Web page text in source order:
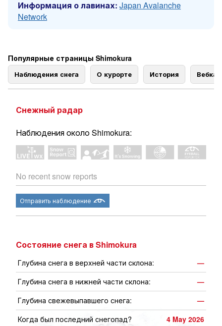
Информация о лавинах: Japan Avalanche
Network
Популярные страницы Shimokura
Наблюдения снега О курорте История
Снежный радар
Наблюдения около Shimokura:
No recent snow reports
Отправить наблюдение
Состояние снега в Shimokura
Глубина снега в верхней части склона:
—
Глубина снега в нижней части склона:
—
Глубина свежевыпавшего снега:
—
Когда был последний снегопад?
4 May 2026